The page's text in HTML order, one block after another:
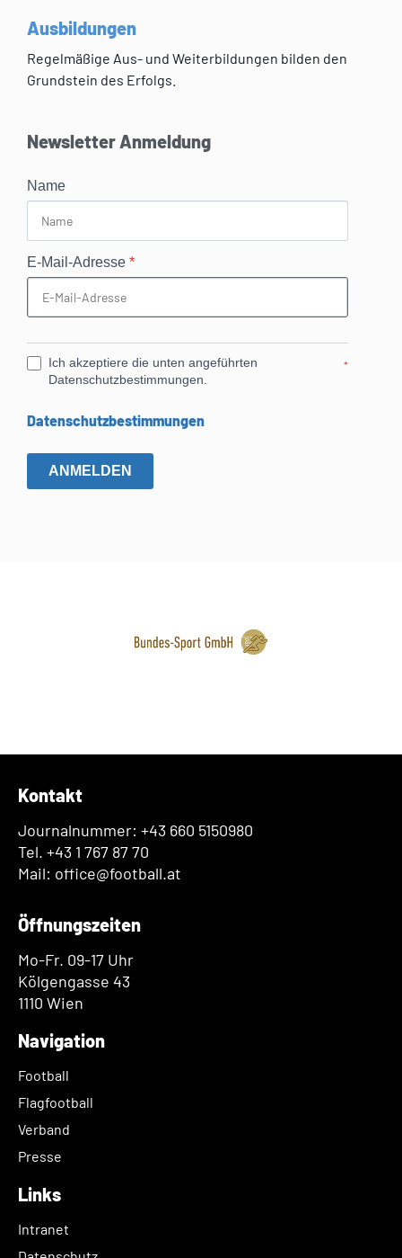
Ausbildungen
Regelmäßige Aus- und Weiterbildungen bilden den
Grundstein des Erfolgs.
Newsletter Anmeldung
Name
E-Mail-Adresse *
Ich akzeptiere die unten angeführten
Datenschutzbestimmungen.
*
Datenschutzbestimmungen
ANMELDEN
Kontakt
Journalnummer: +43 660 5150980
Tel. +43 1 767 87 70
Mail: office@football.at
Öffnungszeiten
Mo-Fr. 09-17 Uhr
Kölgengasse 43
1110 Wien
Navigation
Football
Flagfootball
Verband
Presse
Links
Intranet